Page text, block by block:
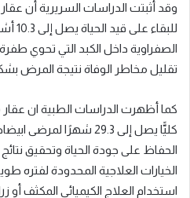
تقليل مخاطر الوفاة نتيجة المرض
كليًّا يصل إلى 29.3 شهرًا
الحفاظ على جودة الحياة وتحقيق
الخيارات العلاجية المحدودة لفتره
استخدام العلاج الكيميائي المكثف أو